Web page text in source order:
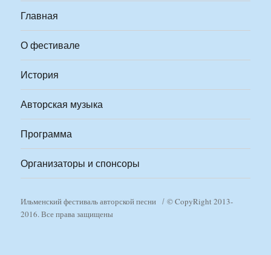
Главная
О фестивале
История
Авторская музыка
Программа
Организаторы и спонсоры
Ильменский фестиваль авторской песни
© CopyRight 2013-
2016. Все права защищены